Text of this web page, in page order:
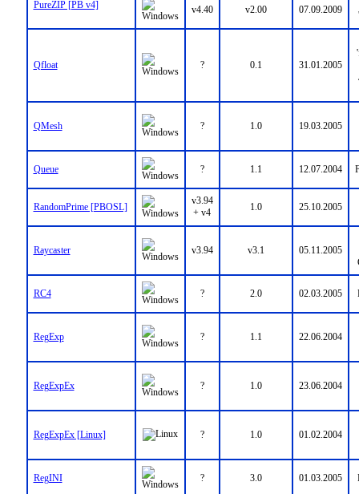
PureZIP [PB v4] v4.40 v2.00 07.09.2009
Qfloat ? 0.1 31.01.2005
QMesh ? 1.0 19.03.2005
Queue ? 1.1 12.07.2004
RandomPrime [PBOSL]
v3.94
+ v4
1.0 25.10.2005
Raycaster v3.94 v3.1
05.11.2005
RC4 ? 2.0 02.03.2005
RegExp ? 1.1 22.06.2004
RegExpEx ? 1.0 23.06.2004
RegExpEx [Linux] ? 1.0 01.02.2004
RegINI ? 3.0 01.03.2005